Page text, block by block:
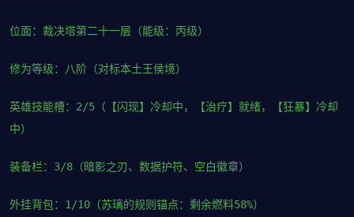
位面：裁决塔第二十一层（能级：丙级）
修为等级：八阶（对标本土王侯境）
英雄技能槽：2/5（【闪现】冷却中，【治疗】就绪，【狂暴】冷却
中）
装备栏：3/8（暗影之刃、数据护符、空白徽章）
外挂背包：1/10（苏璃的规则锚点：剩余燃料58%）